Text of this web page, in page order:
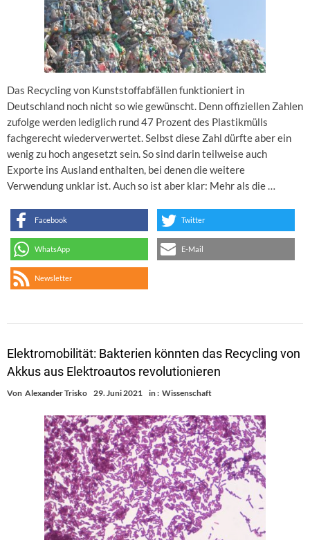
Das Recycling von Kunststoffabfällen funktioniert in
Deutschland noch nicht so wie gewünscht. Denn offiziellen Zahlen
zufolge werden lediglich rund 47 Prozent des Plastikmülls
fachgerecht wiederverwertet. Selbst diese Zahl dürfte aber ein
wenig zu hoch angesetzt sein. So sind darin teilweise auch
Exporte ins Ausland enthalten, bei denen die weitere
Verwendung unklar ist. Auch so ist aber klar: Mehr als die …
Facebook Twitter
WhatsApp E-Mail
Newsletter
Elektromobilität: Bakterien könnten das Recycling von
Akkus aus Elektroautos revolutionieren
Von Alexander Trisko 29. Juni 2021 in : Wissenschaft